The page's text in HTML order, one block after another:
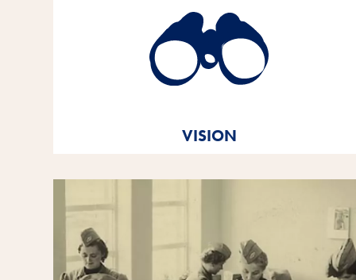
VISION
l'animal et nous voulons améliorer chaque jour la
cohabitation. Dans chaque foyer pour animaux et
partout dans le monde.
Vitakraft. Par amour.